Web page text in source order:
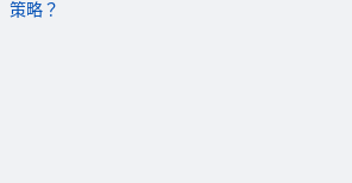
策略？